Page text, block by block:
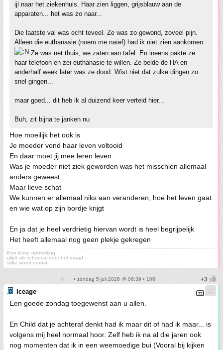
ijl naar het ziekenhuis. Haar zien liggen, grijsblauw aan de
apparaten... het was zo naar...
Die laatste val was echt teveel. Ze was zo gewond, zoveel pijn.
Alleen die euthanasie (noem me naïef) had ik niet zien aankomen
Ze was net thuis, we zaten aan tafel. En ineens pakte ze
haar telefoon en zei euthanasie te willen. Ze belde de HA en
anderhalf week later was ze dood. Wist niet dat zulke dingen zo
snel gingen...
maar goed... dit heb ik al duizend keer verteld hier...
Buh, zit bijna te janken nu
Hoe moeilijk het ook is
Je moeder vond haar leven voltooid
En daar moet jij mee leren leven.
Was je moeder niet ziek geworden was het misschien allemaal
anders geweest
Maar lieve schat
We kunnen er allemaal niks aan veranderen, hoe het leven gaat
en wie wat op zijn bordje krijgt
En ja dat je heel verdrietig hiervan wordt is heel begrijpelijk
Het heeft allemaal nog geen plekje gekregen
Een losse opmerking
glijdt als schaduw door het draad —
stilte wordt onrust
• zondag 5 juli 2026 @ 06:39 • 106
Iceage
Een goede zondag toegewenst aan u allen.
En Child dat je achteraf denkt had ik maar dit of had ik maar... is
volgens mij heel normaal hoor. Zelf heb ik na al die jaren ook
nog momenten dat ik in een weemoedige bui (Vooral bij kijken